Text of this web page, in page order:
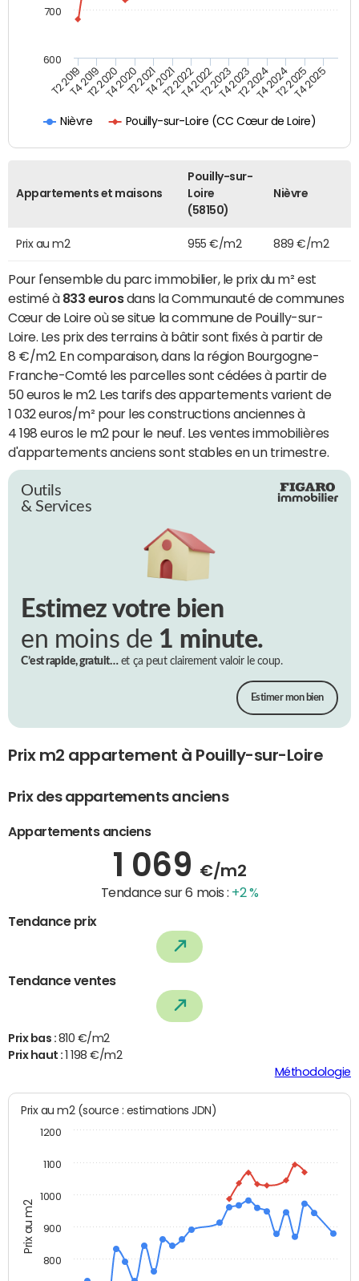
Nièvre Pouilly-sur-Loire (CC Cœur de Loire)
T2 2019T4 2019T2 2020T4 2020T2 2021T4 2021T2 2022T4 2022T2 2023T4 2023T2 2024T4 2024T2 2025T4 2025
600
700
Appartements et maisons
Pouilly-sur-
Loire
(58150)
Nièvre
Prix au m2 955 €/m2 889 €/m2
Pour l'ensemble du parc immobilier, le prix du m² est
estimé à 833 eurosdans la Communauté de communes
Cœur de Loire où se situe la commune de Pouilly-sur-
Loire. Les prix des terrains à bâtir sont fixés à partir de
8 €/m2. En comparaison, dans la région Bourgogne-
Franche-Comté les parcelles sont cédées à partir de
50 euros le m2. Les tarifs des appartements varient de
1 032 euros/m² pour les constructions anciennes à
4 198 euros le m2 pour le neuf. Les ventes immobilières
d'appartements anciens sont stables en un trimestre.
Outils
& Services
Estimez votre bien
en moins de 1 minute.
C’est rapide, gratuit…et ça peut clairement valoir le coup.
Estimer mon bien
Prix m2 appartement à Pouilly-sur-Loire
Prix des appartements anciens
Appartements anciens
1 069 €/m2
Tendance sur 6 mois : +2 %
Tendance prix
Tendance ventes
Prix bas : 810 €/m2
Prix haut :1 198 €/m2
Méthodologie
Prix au m2
Prix au m2 (source : estimations JDN)
800
900
1000
1100
1200